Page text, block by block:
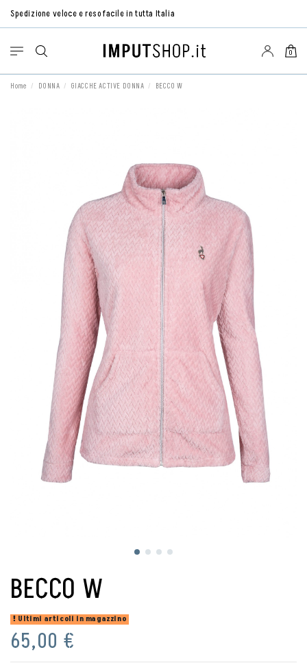
Spedizione veloce e reso facile in tutta Italia
0
Home DONNA GIACCHE ACTIVE DONNA BECCO W
BECCO W
Ultimi articoli in magazzino
65,00 €